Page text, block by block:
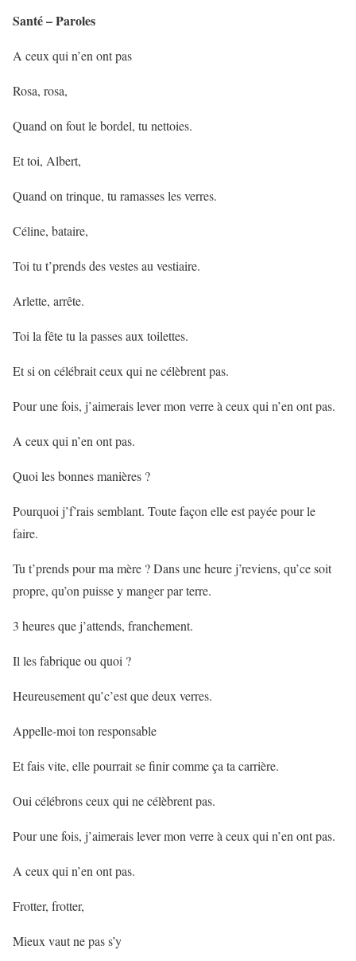
Santé – Paroles
A ceux qui n’en ont pas
Rosa, rosa,
Quand on fout le bordel, tu nettoies.
Et toi, Albert,
Quand on trinque, tu ramasses les verres.
Céline, bataire,
Toi tu t’prends des vestes au vestiaire.
Arlette, arrête.
Toi la fête tu la passes aux toilettes.
Et si on célébrait ceux qui ne célèbrent pas.
Pour une fois, j’aimerais lever mon verre à ceux qui n’en ont pas.
A ceux qui n’en ont pas.
Quoi les bonnes manières ?
Pourquoi j’f’rais semblant. Toute façon elle est payée pour le
faire.
Tu t’prends pour ma mère ? Dans une heure j’reviens, qu’ce soit
propre, qu’on puisse y manger par terre.
3 heures que j’attends, franchement.
Il les fabrique ou quoi ?
Heureusement qu’c’est que deux verres.
Appelle-moi ton responsable
Et fais vite, elle pourrait se finir comme ça ta carrière.
Oui célébrons ceux qui ne célèbrent pas.
Pour une fois, j’aimerais lever mon verre à ceux qui n’en ont pas.
A ceux qui n’en ont pas.
Frotter, frotter,
Mieux vaut ne pas s’y